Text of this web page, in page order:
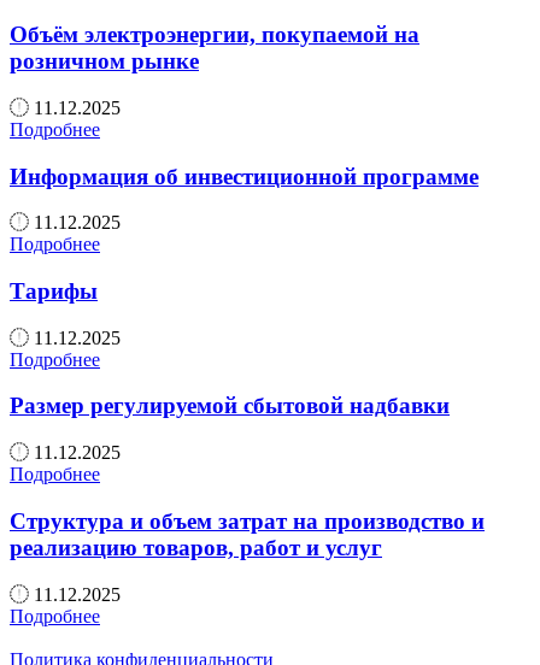
Объём электроэнергии, покупаемой на
розничном рынке
11.12.2025
Подробнее
Информация об инвестиционной программе
11.12.2025
Подробнее
Тарифы
11.12.2025
Подробнее
Размер регулируемой сбытовой надбавки
11.12.2025
Подробнее
Структура и объем затрат на производство и
реализацию товаров, работ и услуг
11.12.2025
Подробнее
Политика конфиденциальности